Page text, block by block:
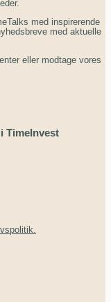
med inspirerende
med aktuelle
eller modtage vores
TimeInvest